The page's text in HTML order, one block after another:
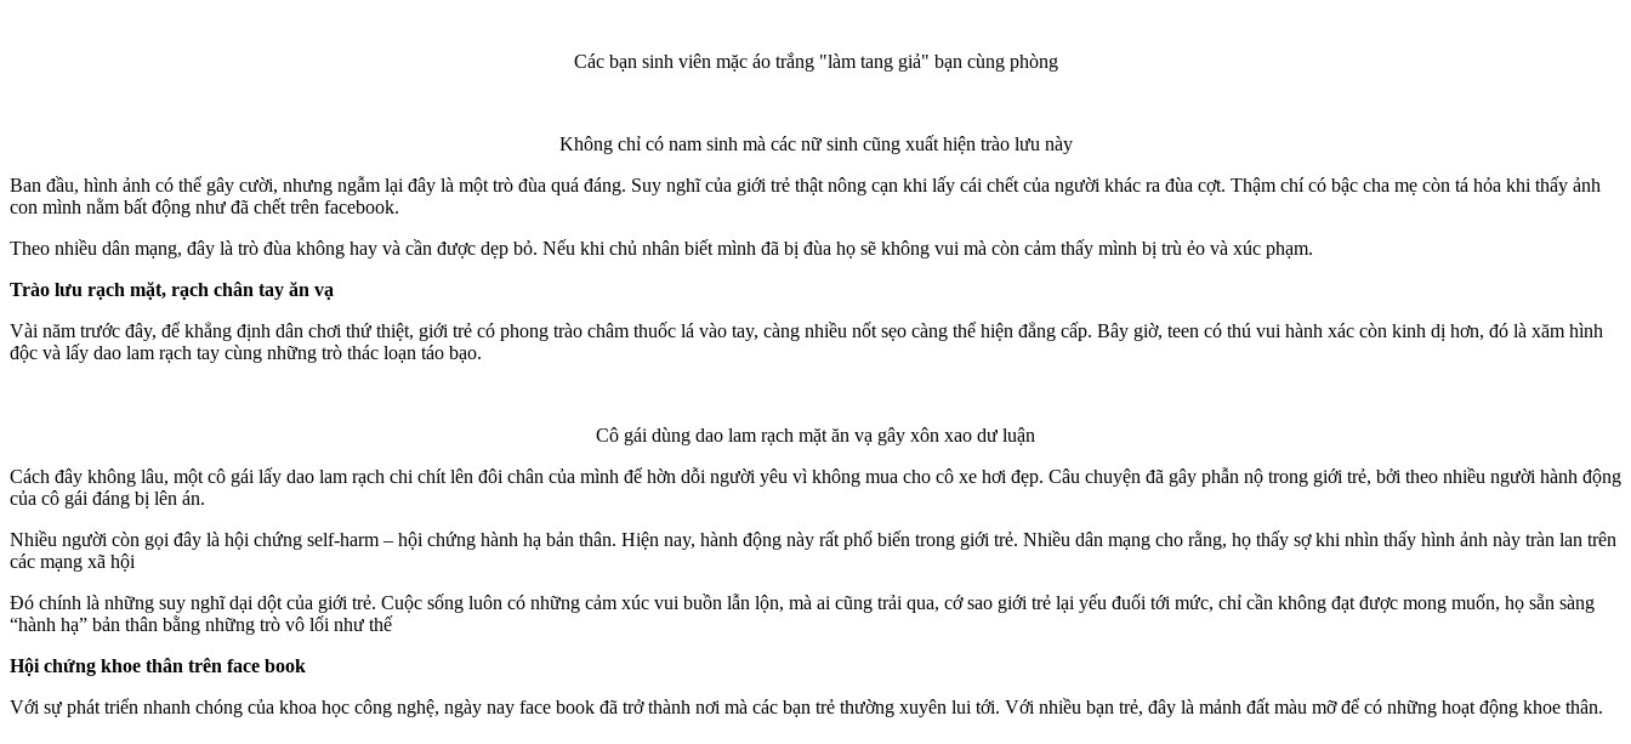
Các bạn sinh viên mặc áo trắng "làm tang giả" bạn cùng phòng
Không chỉ có nam sinh mà các nữ sinh cũng xuất hiện trào lưu này
Ban đầu, hình ảnh có thể gây cười, nhưng ngẫm lại đây là một trò đùa quá đáng. Suy nghĩ của giới trẻ thật nông cạn khi lấy cái chết của người khác ra đùa cợt. Thậm chí có bậc cha mẹ còn tá hỏa khi thấy ảnh
con mình nằm bất động như đã chết trên facebook.
Theo nhiều dân mạng, đây là trò đùa không hay và cần được dẹp bỏ. Nếu khi chủ nhân biết mình đã bị đùa họ sẽ không vui mà còn cảm thấy mình bị trù ẻo và xúc phạm.
Trào lưu rạch mặt, rạch chân tay ăn vạ
Vài năm trước đây, để khẳng định dân chơi thứ thiệt, giới trẻ có phong trào châm thu‌ốc l‌á vào tay, càng nhiều nốt sẹo càng thể hiện đẳng cấp. Bây giờ, teen có thú vui hành xác còn kinh dị hơn, đó là xăm hình
độc và lấy dao lam rạch tay cùng những trò thác loạn táo bạo.
Cô gái dùng dao lam rạch mặt ăn vạ gây xôn xao dư luận
Cách đây không lâu, một cô gái lấy dao lam rạch chi chít lên đôi chân của mình để hờn dỗi người yêu vì không mua cho cô xe hơi đẹp. Câu chuyện đã gây phẫn nộ trong giới trẻ, bởi theo nhiều người hành động
của cô gái đáng bị lên án.
Nhiều người còn gọi đây là hội chứng self-harm – hội chứng hành hạ bản thân. Hiện nay, hành động này rất phổ biến trong giới trẻ. Nhiều dân mạng cho rằng, họ thấy sợ khi nhìn thấy hình ảnh này tràn lan trên
các mạng xã hội
Đó chính là những suy nghĩ dại dột của giới trẻ. Cuộc sống luôn có những cảm xúc vui buồn lẫn lộn, mà ai cũng trải qua, cớ sao giới trẻ lại yếu đuối tới mức, chỉ cần không đạt được mong muốn, họ sẵn sàng
“hành hạ” bản thân bằng những trò vô lối như thế
Hội chứng khoe thân trên face book
Với sự phát triển nhanh chóng của khoa học công nghệ, ngày nay face book đã trở thành nơi mà các bạn trẻ thường xuyên lui tới. Với nhiều bạn trẻ, đây là mảnh đất màu mỡ để có những hoạt động khoe thân.